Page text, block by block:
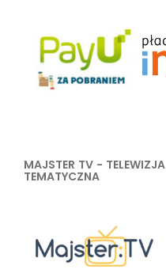
MAJSTER TV - TELEWIZJA
TEMATYCZNA